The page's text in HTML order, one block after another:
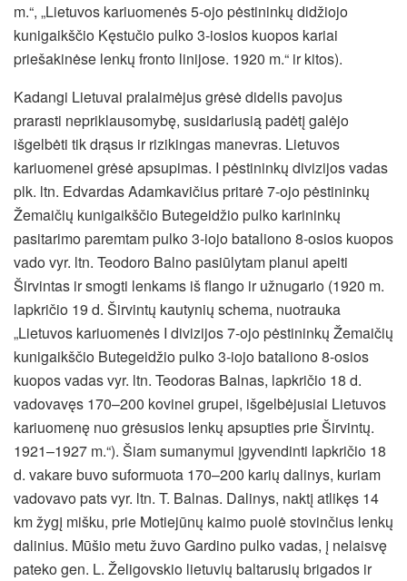
m.“, „Lietuvos kariuomenės 5-ojo pėstininkų didžiojo
kunigaikščio Kęstučio pulko 3-iosios kuopos kariai
priešakinėse lenkų fronto linijose. 1920 m.“ ir kitos).
Kadangi Lietuvai pralaimėjus grėsė didelis pavojus
prarasti nepriklausomybę, susidariusią padėtį galėjo
išgelbėti tik drąsus ir rizikingas manevras. Lietuvos
kariuomenei grėsė apsupimas. I pėstininkų divizijos vadas
plk. ltn. Edvardas Adamkavičius pritarė 7-ojo pėstininkų
Žemaičių kunigaikščio Butegeidžio pulko karininkų
pasitarimo paremtam pulko 3-iojo bataliono 8-osios kuopos
vado vyr. ltn. Teodoro Balno pasiūlytam planui apeiti
Širvintas ir smogti lenkams iš flango ir užnugario (1920 m.
lapkričio 19 d. Širvintų kautynių schema, nuotrauka
„Lietuvos kariuomenės I divizijos 7-ojo pėstininkų Žemaičių
kunigaikščio Butegeidžio pulko 3-iojo bataliono 8-osios
kuopos vadas vyr. ltn. Teodoras Balnas, lapkričio 18 d.
vadovavęs 170–200 kovinei grupei, išgelbėjusiai Lietuvos
kariuomenę nuo grėsusios lenkų apsupties prie Širvintų.
1921–1927 m.“). Šiam sumanymui įgyvendinti lapkričio 18
d. vakare buvo suformuota 170–200 karių dalinys, kuriam
vadovavo pats vyr. ltn. T. Balnas. Dalinys, naktį atlikęs 14
km žygį mišku, prie Motiejūnų kaimo puolė stovinčius lenkų
dalinius. Mūšio metu žuvo Gardino pulko vadas, į nelaisvę
pateko gen. L. Želigovskio lietuvių baltarusių brigados ir